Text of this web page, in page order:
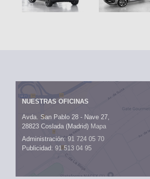
NUESTRAS OFICINAS
Avda. San Pablo 28 - Nave 27,
28823 Coslada (Madrid) Mapa
Administración:91 724 05 70
Publicidad: 91 513 04 95